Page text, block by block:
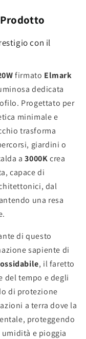
con il
firmato Elmark
dedicata
Progettato per
minimale e
trasforma
giardini o
a3000Kcrea
capace di
dal
una resa
di questo
sapiente di
, il faretto
del tempo e degli
di protezione
a terra dove la
proteggendo
e pioggia